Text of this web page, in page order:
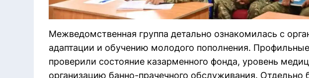
Межведомственная группа детально ознакомилась с
адаптации и обучению молодого пополнения.
проверили состояние казарменного фонда, уровень
организацию банно-прачечного обслуживания.